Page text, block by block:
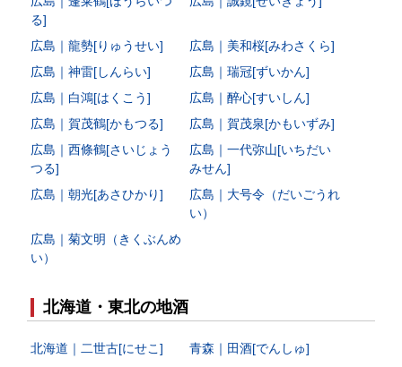
る]
広島｜龍勢[りゅうせい]
広島｜美和桜[みわさくら]
広島｜神雷[しんらい]
広島｜瑞冠[ずいかん]
広島｜白鴻[はくこう]
広島｜醉心[すいしん]
広島｜賀茂鶴[かもつる]
広島｜賀茂泉[かもいずみ]
広島｜西條鶴[さいじょう
つる]
広島｜一代弥山[いちだい
みせん]
広島｜朝光[あさひかり]
広島｜大号令（だいごうれ
い）
広島｜菊文明（きくぶんめ
い）
北海道・東北の地酒
北海道｜二世古[にせこ]
青森｜田酒[でんしゅ]